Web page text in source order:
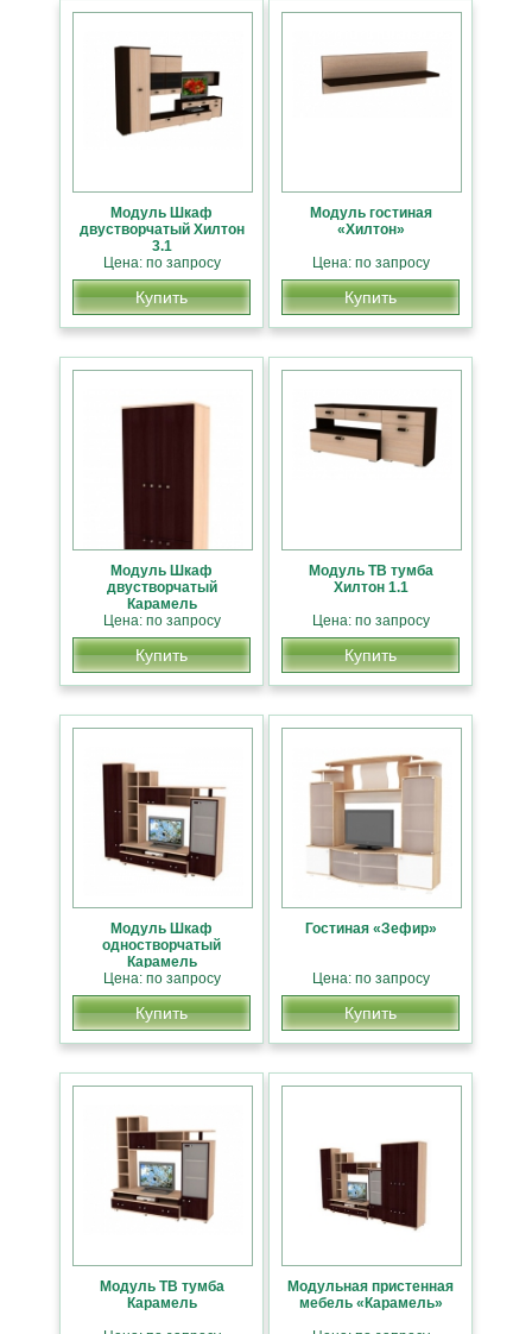
Модуль Шкаф
двустворчатый Хилтон
3.1
Цена: по запросу
Купить
Модуль гостиная
«Хилтон»
Цена: по запросу
Купить
Модуль Шкаф
двустворчатый
Карамель
Цена: по запросу
Купить
Модуль ТВ тумба
Хилтон 1.1
Цена: по запросу
Купить
Модуль Шкаф
одностворчатый
Карамель
Цена: по запросу
Купить
Гостиная «Зефир»
Цена: по запросу
Купить
Модуль ТВ тумба
Карамель
Модульная пристенная
мебель «Карамель»